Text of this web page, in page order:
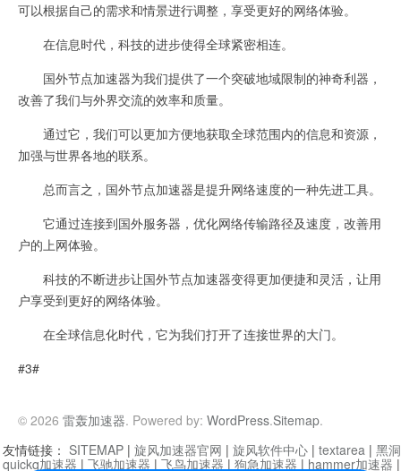
可以根据自己的需求和情景进行调整，享受更好的网络体验。
在信息时代，科技的进步使得全球紧密相连。
国外节点加速器为我们提供了一个突破地域限制的神奇利器，
改善了我们与外界交流的效率和质量。
通过它，我们可以更加方便地获取全球范围内的信息和资源，
加强与世界各地的联系。
总而言之，国外节点加速器是提升网络速度的一种先进工具。
它通过连接到国外服务器，优化网络传输路径及速度，改善用
户的上网体验。
科技的不断进步让国外节点加速器变得更加便捷和灵活，让用
户享受到更好的网络体验。
在全球信息化时代，它为我们打开了连接世界的大门。
#3#
© 2026 雷轰加速器. Powered by: WordPress.Sitemap.
友情链接： SITEMAP | 旋风加速器官网 | 旋风软件中心 | textarea | 黑
quickq加速器 | 飞驰加速器 | 飞鸟加速器 | 狗急加速器 | hammer加速器